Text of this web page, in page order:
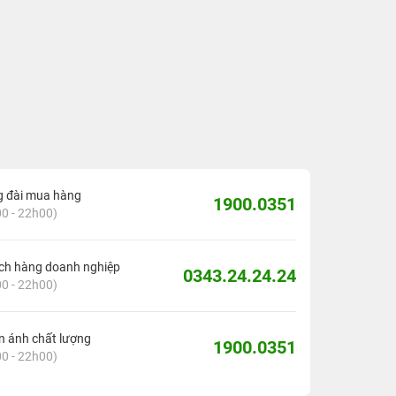
đài mua hàng
- 22h00)
1900.0351
hàng doanh nghiệp
- 22h00)
0343.24.24.24
ánh chất lượng
- 22h00)
1900.0351